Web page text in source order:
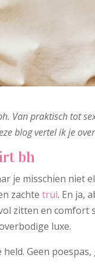
Van praktisch tot
blog vertel ik je
bh
je misschien
zachtetrui. En ja,
zitten en comfort
luxe.
Geen